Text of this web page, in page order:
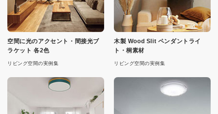
空間に光のアクセント・間接光ブ
ラケット 各2色
リビング空間の実例集
木製 Wood Slit ペンダントライ
ト・桐素材
リビング空間の実例集